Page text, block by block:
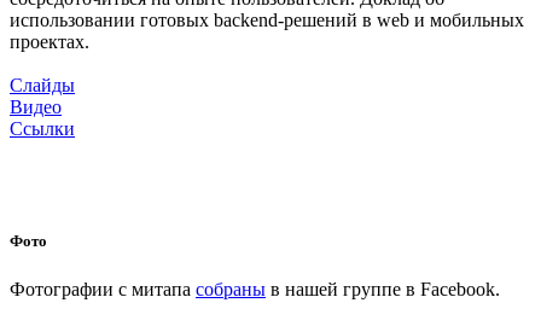
использовании готовых backend-решений в web и мобильных
проектах.
Слайды
Видео
Ссылки
Фото
Фотографии с митапа собраны в нашей группе в Facebook.